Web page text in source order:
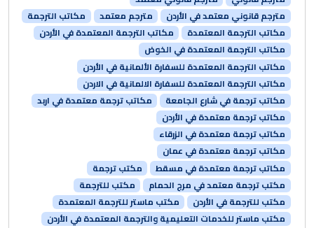
مترجم قانوني معتمد في الأردن
مترجم معتمد
مكاتب الترجمة
مكاتب الترجمة المعتمدة
مكاتب الترجمة المعتمدة في الأردن
مكاتب الترجمة المعتمدة في الخوض
مكاتب الترجمة المعتمدة للسفارة الألمانية في الأردن
مكاتب الترجمة المعتمدة للسفارة الالمانية في الاردن
مكاتب ترجمة في شارع الجامعة
مكاتب ترجمة معتمدة في اربد
مكاتب ترجمة معتمدة في الأردن
مكاتب ترجمة معتمدة في الزرقاء
مكاتب ترجمة معتمدة في عمان
مكاتب ترجمة معتمدة في مسقط
مكتب ترجمة
مكتب ترجمة معتمد في مرج الحمام
مكتب للترجمة
مكتب للترجمة في الأردن
مكتب ماستر للترجمة المعتمدة
مكتب ماستر للخدمات التعليمية والترجمة المعتمدة في الأردن